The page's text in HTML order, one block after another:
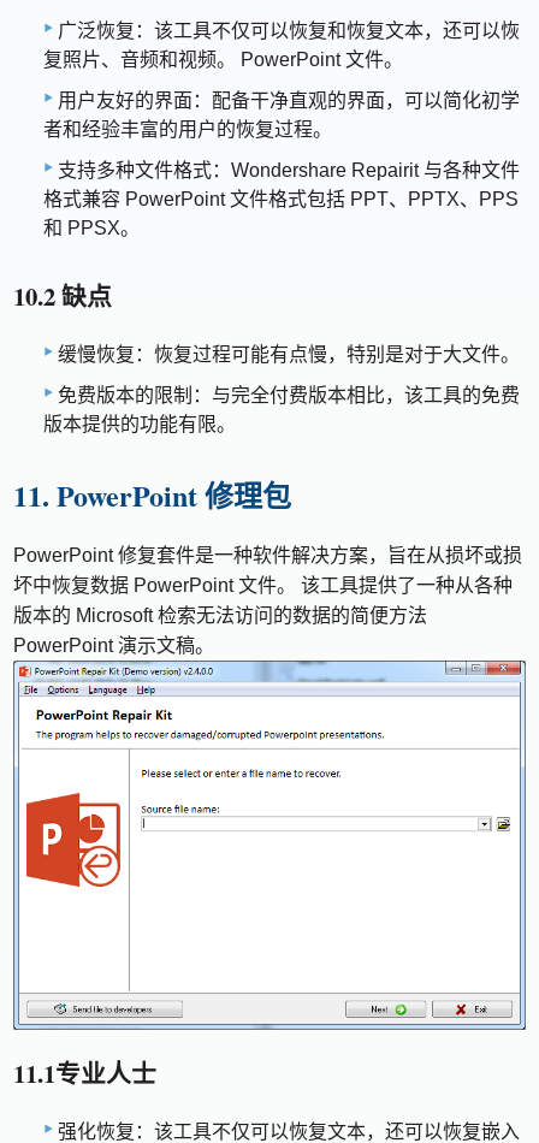
广泛恢复：该工具不仅可以恢复和恢复文本，还可以恢
复照片、音频和视频。 PowerPoint 文件。
用户友好的界面：配备干净直观的界面，可以简化初学
者和经验丰富的用户的恢复过程。
支持多种文件格式：Wondershare Repairit 与各种文件
格式兼容 PowerPoint 文件格式包括 PPT、PPTX、PPS
和 PPSX。
10.2 缺点
缓慢恢复：恢复过程可能有点慢，特别是对于大文件。
免费版本的限制：与完全付费版本相比，该工具的免费
版本提供的功能有限。
11. PowerPoint 修理包
PowerPoint 修复套件是一种软件解决方案，旨在从损坏或损
坏中恢复数据 PowerPoint 文件。 该工具提供了一种从各种
版本的 Microsoft 检索无法访问的数据的简便方法
PowerPoint 演示文稿。
11.1专业人士
强化恢复：该工具不仅可以恢复文本，还可以恢复嵌入